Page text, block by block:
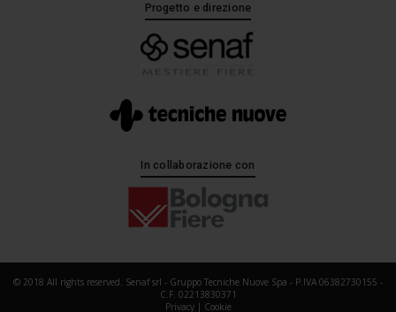
Progetto e direzione
In collaborazione con
© 2018 All rights reserved. Senaf srl - Gruppo Tecniche Nuove Spa - P.IVA 06382730155 -
C.F. 02213830371
Privacy| Cookie